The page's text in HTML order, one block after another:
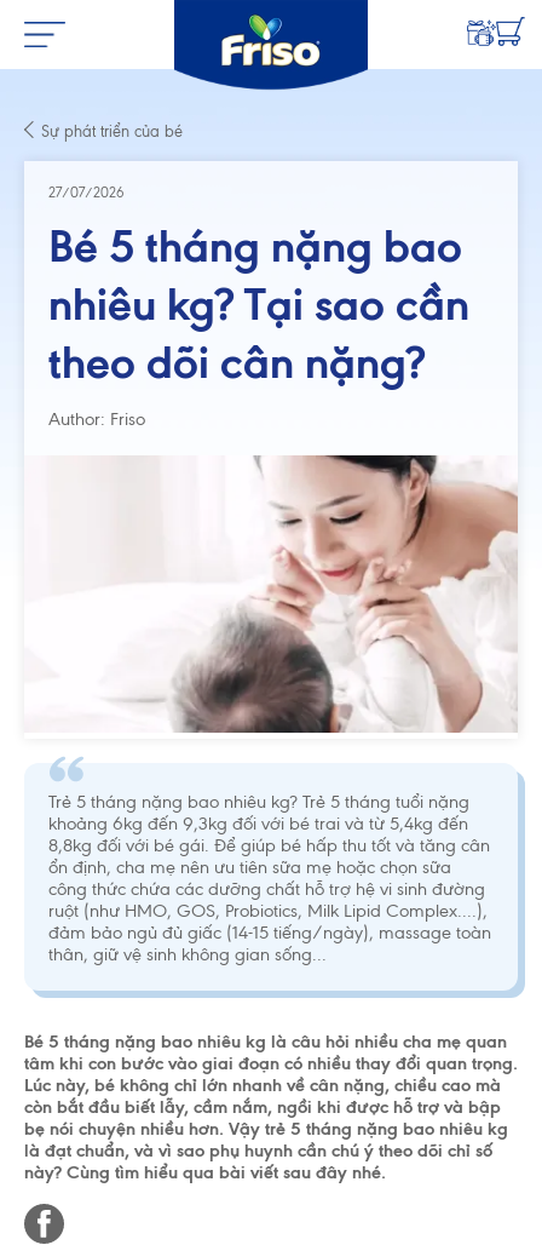
Sự phát triển của bé
27/07/2026
Bé 5 tháng nặng bao
nhiêu kg? Tại sao cần
theo dõi cân nặng?
Author: Friso
Trẻ 5 tháng nặng bao nhiêu kg? Trẻ 5 tháng tuổi nặng
khoảng 6kg đến 9,3kg đối với bé trai và từ 5,4kg đến
8,8kg đối với bé gái. Để giúp bé hấp thu tốt và tăng cân
ổn định, cha mẹ nên ưu tiên sữa mẹ hoặc chọn sữa
công thức chứa các dưỡng chất hỗ trợ hệ vi sinh đường
ruột (như HMO, GOS, Probiotics, Milk Lipid Complex....),
đảm bảo ngủ đủ giấc (14-15 tiếng/ngày), massage toàn
thân, giữ vệ sinh không gian sống...
Bé 5 tháng nặng bao nhiêu kg là câu hỏi nhiều cha mẹ quan
tâm khi con bước vào giai đoạn có nhiều thay đổi quan trọng.
Lúc này, bé không chỉ lớn nhanh về cân nặng, chiều cao mà
còn bắt đầu biết lẫy, cầm nắm, ngồi khi được hỗ trợ và bập
bẹ nói chuyện nhiều hơn. Vậy trẻ 5 tháng nặng bao nhiêu kg
là đạt chuẩn, và vì sao phụ huynh cần chú ý theo dõi chỉ số
này? Cùng tìm hiểu qua bài viết sau đây nhé.